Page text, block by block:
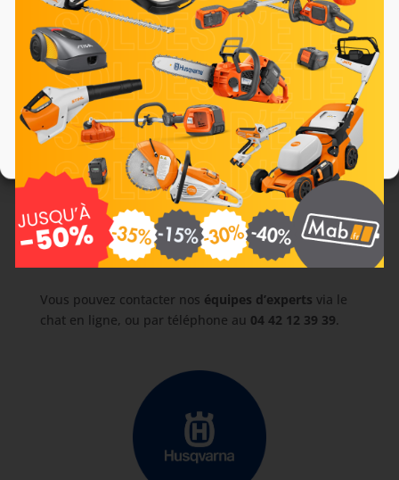
Nous utilisons des cookies pour optimiser notre site web et notre service.
Accepter
Continuer sans accepter
Préférences
Politique de cookies Politique de confidentialité
Le chargeur influe sur votre rythme d’utilisation :
temps de charge plus ou moins rapide selon
modèles
compatibilité avec la plateforme STIGA concernée
usage ponctuel ou intensif (rotation de batteries)
Sur mab.fr, vous retrouvez aussi lesaccessoires
compatibles
pour compléter votre systèmeà
batterieet sécuriser votre équipement au quotidien.
Une question ? Un doute ?
Vous pouvez contacter nos équipes d’experts via le
chat en ligne, ou par téléphone au 04 42 12 39 39.